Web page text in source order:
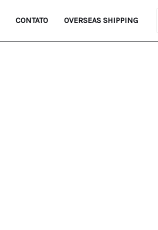
CONTATO OVERSEAS SHIPPING